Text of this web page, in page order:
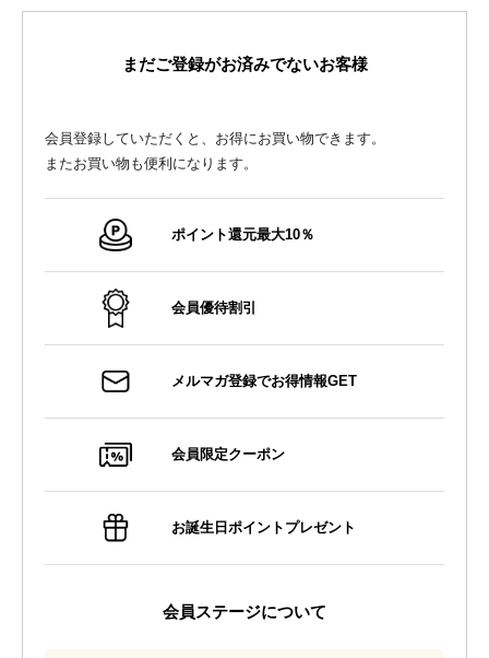
まだご登録がお済みでないお客様
会員登録していただくと、お得にお買い物できます。
またお買い物も便利になります。
ポイント還元最大10％
会員優待割引
メルマガ登録でお得情報GET
会員限定クーポン
お誕生日ポイントプレゼント
会員ステージについて